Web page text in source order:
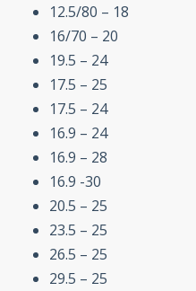
12.5/80 – 18
16/70 – 20
19.5 – 24
17.5 – 25
17.5 – 24
16.9 – 24
16.9 – 28
16.9 -30
20.5 – 25
23.5 – 25
26.5 – 25
29.5 – 25